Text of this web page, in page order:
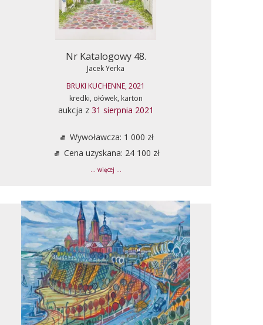
Nr Katalogowy 48.
Jacek Yerka
BRUKI KUCHENNE, 2021
kredki, ołówek, karton
aukcja z 31 sierpnia 2021
Wywoławcza: 1 000 zł
Cena uzyskana: 24 100 zł
... więcej ...